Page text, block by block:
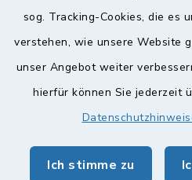
sog. Tracking-Cookies, die es
verstehen, wie unsere Website
unser Angebot weiter
hierfür können Sie jederzeit
Ich stimme zu
Quicklinks
Landkreis Lichtenfels
geoPortal Lichtenfels